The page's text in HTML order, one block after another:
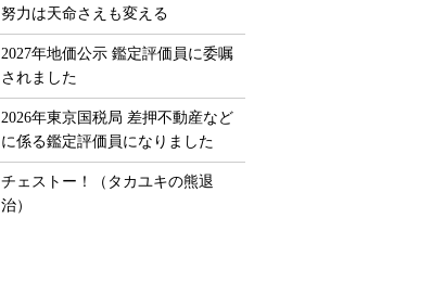
努力は天命さえも変える
2027年地価公示 鑑定評価員に委嘱
されました
2026年東京国税局 差押不動産など
に係る鑑定評価員になりました
チェストー！（タカユキの熊退
治）